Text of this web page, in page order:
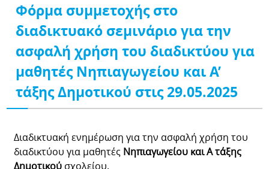
Φόρμα συμμετοχής στο
διαδικτυακό σεμινάριο για την
ασφαλή χρήση του διαδικτύου για
μαθητές Νηπιαγωγείου και Α’
τάξης Δημοτικού στις 29.05.2025
Διαδικτυακή ενημέρωση για την ασφαλή χρήση του
διαδικτύου για μαθητές Νηπιαγωγείου καιΑ τάξης
Δημοτικού σχολείου.